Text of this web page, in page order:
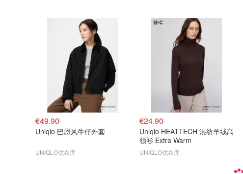
€49.90
Uniqlo 巴恩风牛仔外套
UNIQLO优衣库
€24.90
Uniqlo HEATTECH 混纺羊绒高
领衫 Extra Warm
UNIQLO优衣库